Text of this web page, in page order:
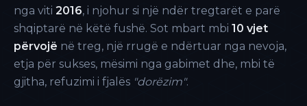
nga viti 2016, i njohur si një ndër tregtarët e parë
shqiptarë në këtë fushë. Sot mbart mbi 10 vjet
përvojë në treg, një rrugë e ndërtuar nga nevoja,
etja për sukses, mësimi nga gabimet dhe, mbi të
gjitha, refuzimi i fjalës "dorëzim".